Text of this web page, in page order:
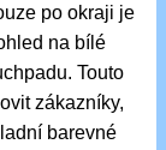
po okraji je
na bílé
Touto
zákazníky,
barevné